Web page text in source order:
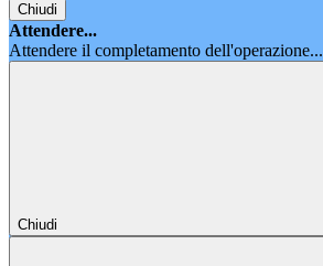
Chiudi
Attendere...
Attendere il completamento dell'operazione...
Chiudi